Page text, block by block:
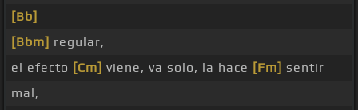
[Bb]
[Bbm] regular,
el efecto [Cm] viene, va solo, la hace [Fm] sentir
mal,